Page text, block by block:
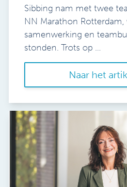
Sibbing nam met twee
NN Marathon Rotterdam,
samenwerking en
stonden. Trots op ...
Naar het